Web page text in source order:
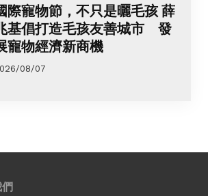
際寵物節，不只是曬毛孩 薛
基倡打造毛孩友善城市 發
寵物經濟新商機
08/07